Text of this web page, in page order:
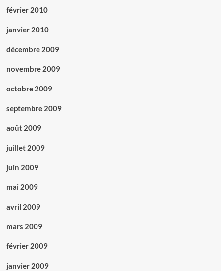
février 2010
janvier 2010
décembre 2009
novembre 2009
octobre 2009
septembre 2009
août 2009
juillet 2009
juin 2009
mai 2009
avril 2009
mars 2009
février 2009
janvier 2009